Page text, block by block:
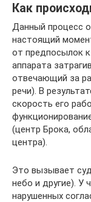
Как
Данный процесс
настоящий
от предпосылок
аппарата
отвечающий за
речи). В
скорость его
(центр Брока,
центра).
Это вызывает
небо и другие). У
нарушенных